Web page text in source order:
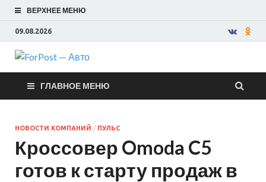
ВЕРХНЕЕ МЕНЮ
09.08.2026
ForPost —
Авто
ГЛАВНОЕ МЕНЮ
НОВОСТИ КОМПАНИЙ / ПУЛЬС
Кроссовер Omoda C5
готов к старту продаж в